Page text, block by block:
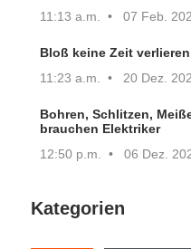
11:13 a.m.
07 Feb.
Bloß keine Zeit verlieren
11:23 a.m.
20 Dez.
Bohren, Schlitzen,
brauchen Elektriker
12:50 p.m.
06 Dez.
Kategorien